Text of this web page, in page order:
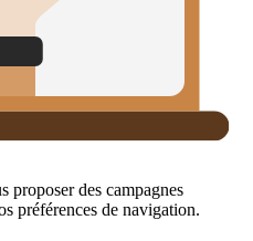
proposer des campagnes
préférences de navigation.